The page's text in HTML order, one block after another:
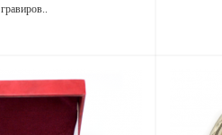
гравиров..